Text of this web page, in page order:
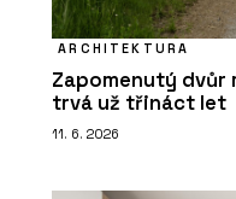
ARCHITEKTURA
Zapomenutý dvůr
trvá už třináct let
11. 6. 2026